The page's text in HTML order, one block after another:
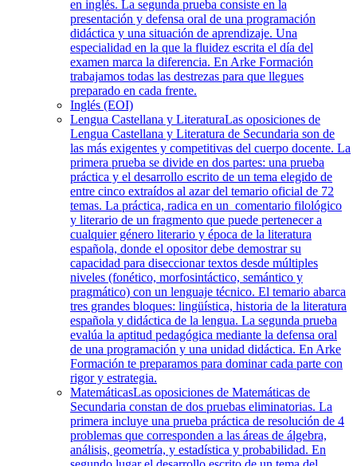
en inglés. La segunda prueba consiste en la
presentación y defensa oral de una programación
didáctica y una situación de aprendizaje. Una
especialidad en la que la fluidez escrita el día del
examen marca la diferencia. En Arke Formación
trabajamos todas las destrezas para que llegues
preparado en cada frente.
Inglés (EOI)
Lengua Castellana y LiteraturaLas oposiciones de
Lengua Castellana y Literatura de Secundaria son de
las más exigentes y competitivas del cuerpo docente. La
primera prueba se divide en dos partes: una prueba
práctica y el desarrollo escrito de un tema elegido de
entre cinco extraídos al azar del temario oficial de 72
temas. La práctica, radica en un comentario filológico
y literario de un fragmento que puede pertenecer a
cualquier género literario y época de la literatura
española, donde el opositor debe demostrar su
capacidad para diseccionar textos desde múltiples
niveles (fonético, morfosintáctico, semántico y
pragmático) con un lenguaje técnico. El temario abarca
tres grandes bloques: lingüística, historia de la literatura
española y didáctica de la lengua. La segunda prueba
evalúa la aptitud pedagógica mediante la defensa oral
de una programación y una unidad didáctica. En Arke
Formación te preparamos para dominar cada parte con
rigor y estrategia.
MatemáticasLas oposiciones de Matemáticas de
Secundaria constan de dos pruebas eliminatorias. La
primera incluye una prueba práctica de resolución de 4
problemas que corresponden a las áreas de álgebra,
análisis, geometría, y estadística y probabilidad. En